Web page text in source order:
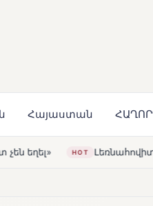
Հայաստան
Սուրբ Ստեփանոս